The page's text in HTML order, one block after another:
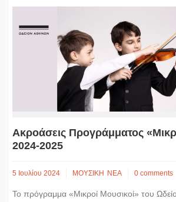
Ακροάσεις Προγράμματος
2024-2025
5 Ιουλίου 2024 ΜΟΥΣΙΚΗ ΝΕΑ 0 comments
Το πρόγραμμα «Μικροί Μουσικοί» του